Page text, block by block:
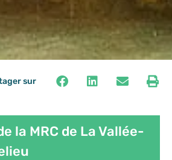
sur
la MRC de La Vallée-